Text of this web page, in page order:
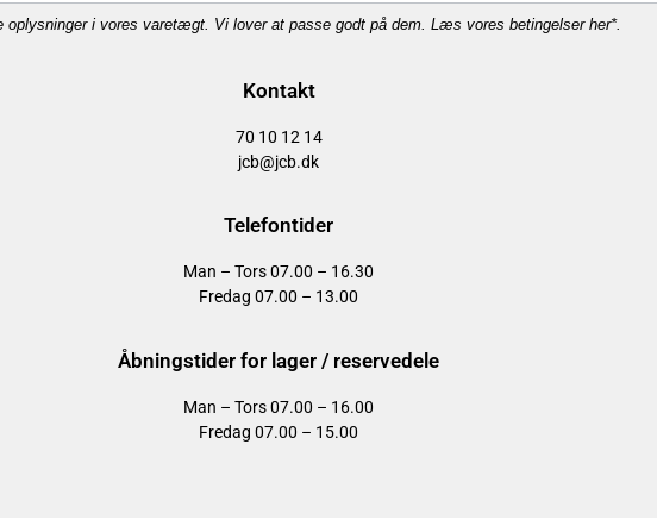
oplysninger i vores varetægt. Vi lover at passe godt på dem. Læs vores betingelser her*.
Kontakt
70 10 12 14
jcb@jcb.dk
Telefontider
Man – Tors 07.00 – 16.30
Fredag 07.00 – 13.00
Åbningstider for lager / reservedele
Man – Tors 07.00 – 16.00
Fredag 07.00 – 15.00